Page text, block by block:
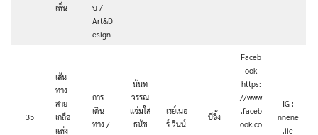
เห็น
บ /
Art&D
esign
35
เส้น
ทาง
สาย
เกลือ
แห่ง
การ
เดิน
ทาง /
นันท
วรรณ
แจ่มใส
ธนัช
เรย์เนอ
ร์ วินน์
บีอิ้ง
Faceb
ook
https:
//www
.faceb
ook.co
IG :
nnene
.iie